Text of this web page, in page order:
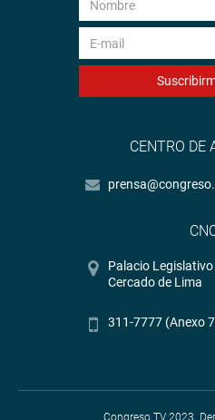
CENTRO DE
Palacio
Cercado de Lima
311-7777 (Anexo
Congreso TV 2023.